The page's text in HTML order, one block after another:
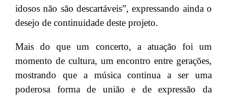
idosos não são descartáveis”, expressando ainda o
desejo de continuidade deste projeto.
Mais do que um concerto, a atuação foi um
momento de cultura, um encontro entre gerações,
mostrando que a música continua a ser uma
poderosa forma de união e de expressão da